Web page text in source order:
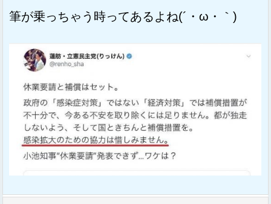
筆が乗っちゃう時ってあるよね(´・ω・｀)